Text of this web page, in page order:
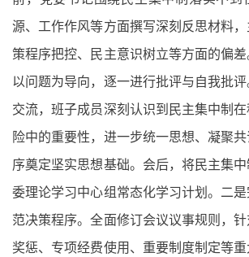
源、工作作风等方面撰写深刻反思材料
策程序把控、民主意识树立等方面的偏
以问题为导向，逐一进行批评与自我批
交流，班子成员深刻认识到民主集中制
险中的重要性，进一步统一思想、凝聚
序奠定坚实思想基础。会后，将民主集
委理论学习中心组常态化学习计划。二
范决策程序。全面修订会议议事规则，
奖惩、专项经费使用、重要制度制定等